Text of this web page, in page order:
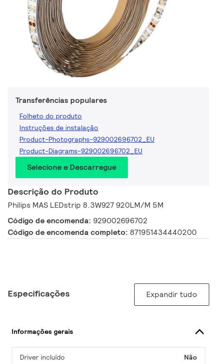
Transferências populares
Folheto do produto
Instruções de instalação
Product-Photographs-929002696702_EU
Product-Diagrams-929002696702_EU
Selecione e Descarregue
Descrição do Produto
Philips MAS LEDstrip 8.3W927 920LM/M 5M
Código de encomenda: 929002696702
Código de encomenda completo: 871951434440200
Especificações Expandir tudo
Informações gerais
Driver incluído Não